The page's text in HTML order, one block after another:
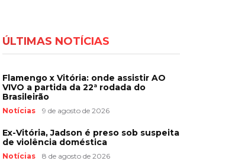
ÚLTIMAS NOTÍCIAS
Flamengo x Vitória: onde assistir AO
VIVO a partida da 22ª rodada do
Brasileirão
Notícias 9 de agosto de 2026
Ex-Vitória, Jadson é preso sob suspeita
de violência doméstica
Notícias 8 de agosto de 2026